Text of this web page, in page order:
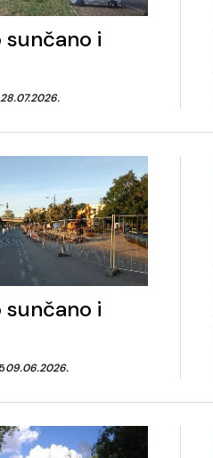
sunčano i
28.07.2026.
sunčano i
09.06.2026.